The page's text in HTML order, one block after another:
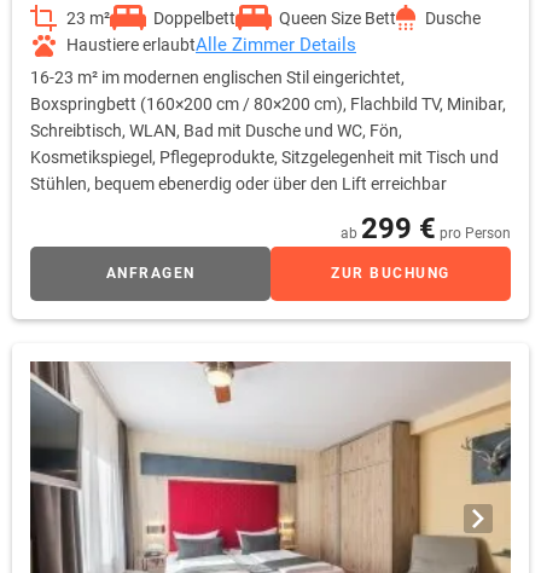
23 m² Doppelbett Queen Size Bett
Dusche
Haustiere erlaubtAlle Zimmer Details
16-23 m² im modernen englischen Stil eingerichtet,
Boxspringbett (160×200 cm / 80×200 cm), Flachbild TV, Minibar,
Schreibtisch, WLAN, Bad mit Dusche und WC, Fön,
Kosmetikspiegel, Pflegeprodukte, Sitzgelegenheit mit Tisch und
Stühlen, bequem ebenerdig oder über den Lift erreichbar
ab 299 € pro Person
ANFRAGEN ZUR BUCHUNG